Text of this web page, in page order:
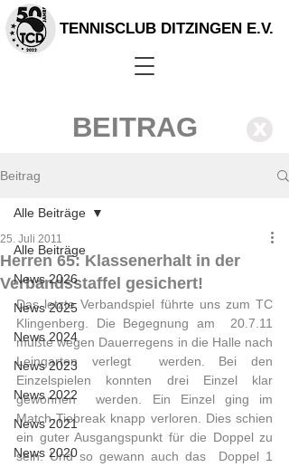
TENNISCLUB DITZINGEN E.V.
BEITRAG X
Beitrag
Alle Beiträge
News 2026
News 2025
News 2024
News 2023
News 2022
News 2021
News 2020
Alle Beiträge
Herren 65: Klassenerhalt in der
Verbandsstaffel gesichert!
25. Juli 2011
Das letzte Verbandspiel führte uns zum TC
Klingenberg. Die Begegnung am  20.7.11
mußte wegen Dauerregens in die Halle nach
Leingarten verlegt  werden. Bei den
Einzelspielen konnten drei Einzel klar
gewonnen  werden. Ein Einzel ging im
Match-Tiebreak knapp verloren. Dies schien
ein guter Ausgangspunkt für die Doppel zu
sein. Und so gewann auch das  Doppel 1